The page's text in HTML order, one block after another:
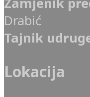
Drabić
Tajnik
Lokacija